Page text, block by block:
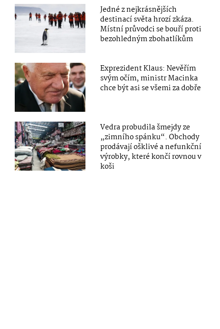
Jedné z nejkrásnějších
destinací světa hrozí zkáza.
Místní průvodci se bouří proti
bezohledným zbohatlíkům
Exprezident Klaus: Nevěřím
svým očím, ministr Macinka
chce být asi se všemi za dobře
Vedra probudila šmejdy ze
„zimního spánku“. Obchody
prodávají ošklivé a nefunkční
výrobky, které končí rovnou v
koši